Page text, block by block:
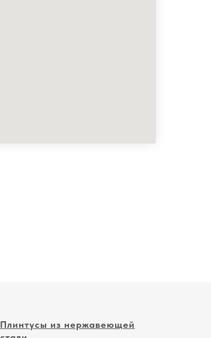
Плинтусы из нержавеющей